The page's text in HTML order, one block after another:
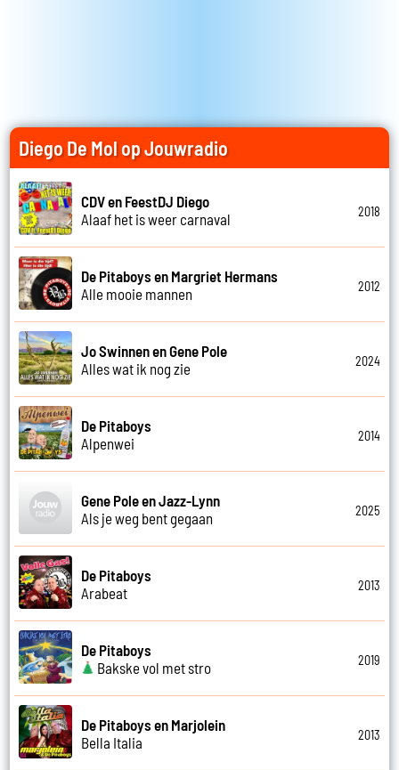
Diego De Mol op Jouwradio
CDV en FeestDJ Diego
Alaaf het is weer carnaval
2018
De Pitaboys en Margriet Hermans
Alle mooie mannen
2012
Jo Swinnen en Gene Pole
Alles wat ik nog zie
2024
De Pitaboys
Alpenwei
2014
Gene Pole en Jazz-Lynn
Als je weg bent gegaan
2025
De Pitaboys
Arabeat
2013
De Pitaboys
Bakske vol met stro
2019
De Pitaboys en Marjolein
Bella Italia
2013